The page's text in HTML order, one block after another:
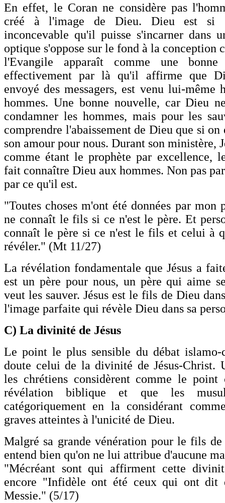
En effet, le Coran ne considère pas
créé à l'image de Dieu. Dieu est si
inconcevable qu'il puisse s'incarner dans
optique s'oppose sur le fond à la conception
l'Evangile apparaît comme une bonne
effectivement par là qu'il affirme que
envoyé des messagers, est venu lui-même
hommes. Une bonne nouvelle, car Dieu
condamner les hommes, mais pour les
comprendre l'abaissement de Dieu que si on
son amour pour nous. Durant son ministère,
comme étant le prophète par excellence,
fait connaître Dieu aux hommes. Non pas
par ce qu'il est.
"Toutes choses m'ont été données par mon
ne connaît le fils si ce n'est le père. Et
connaît le père si ce n'est le fils et celui à
révéler." (Mt 11/27)
La révélation fondamentale que Jésus a
est un père pour nous, un père qui aime
veut les sauver. Jésus est le fils de Dieu
l'image parfaite qui révèle Dieu dans sa
C) La divinité de Jésus
Le point le plus sensible du débat islamo-
doute celui de la divinité de Jésus-Christ.
les chrétiens considèrent comme le
révélation biblique et que les
catégoriquement en la considérant
graves atteintes à l'unicité de Dieu.
Malgré sa grande vénération pour le fils
entend bien qu'on ne lui attribue d'aucune
"Mécréant sont qui affirment cette
encore "Infidèle ont été ceux qui ont dit
Messie." (5/17)